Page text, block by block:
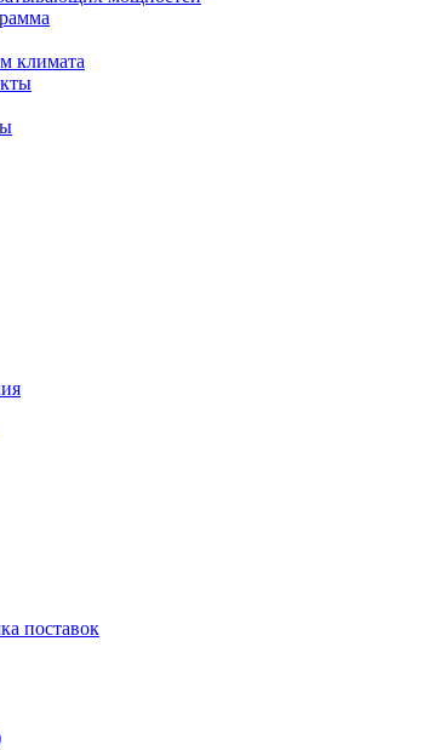
климата
поставок